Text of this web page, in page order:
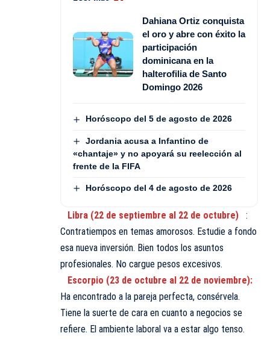
Dahiana Ortiz conquista
el oro y abre con éxito la
participación
dominicana en la
halterofilia de Santo
Domingo 2026
Horóscopo del 5 de agosto de 2026
Jordania acusa a Infantino de
«chantaje» y no apoyará su reelección al
frente de la FIFA
Horóscopo del 4 de agosto de 2026
Libra (22 de septiembre al 22 de octubre)
:
Contratiempos en temas amorosos. Estudie a fondo
esa nueva inversión. Bien todos los asuntos
profesionales. No cargue pesos excesivos.
Escorpio (23 de octubre al 22 de noviembre):
Ha encontrado a la pareja perfecta, consérvela.
Tiene la suerte de cara en cuanto a negocios se
refiere. El ambiente laboral va a estar algo tenso.